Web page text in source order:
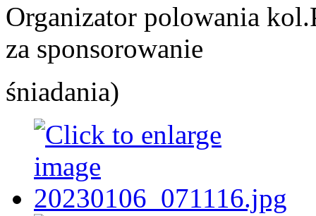
Organizator polowania
za sponsorowanie
śniadania)